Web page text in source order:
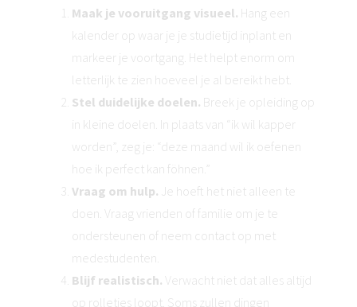
Maak je vooruitgang visueel. Hang een
kalender op waar je je studietijd inplant en
markeer je voortgang. Het helpt enorm om
letterlijk te zien hoeveel je al bereikt hebt.
Stel duidelijke doelen. Breek je opleiding op
in kleine doelen. In plaats van “ik wil kapper
worden”, zeg je: “deze maand wil ik oefenen
hoe ik perfect kan föhnen.”
Vraag om hulp. Je hoeft het niet alleen te
doen. Vraag vrienden of familie om je te
ondersteunen of neem contact op met
medestudenten.
Blijf realistisch. Verwacht niet dat alles altijd
op rolletjes loopt. Soms zullen dingen